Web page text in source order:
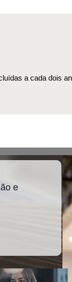
a cada dois
e